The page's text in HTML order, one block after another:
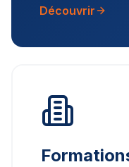
Découvrir